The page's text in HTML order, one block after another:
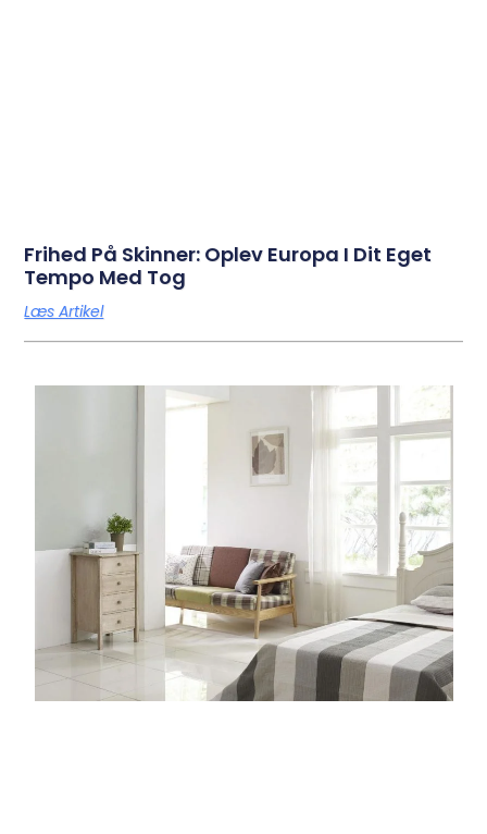
Frihed På Skinner: Oplev Europa I Dit Eget
Tempo Med Tog
Læs Artikel